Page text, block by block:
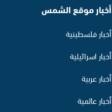
أخبار موقع الشمس
أخبار فلسطينية
أخبار اسرائيلية
أخبار عربية
أخبار عالمية